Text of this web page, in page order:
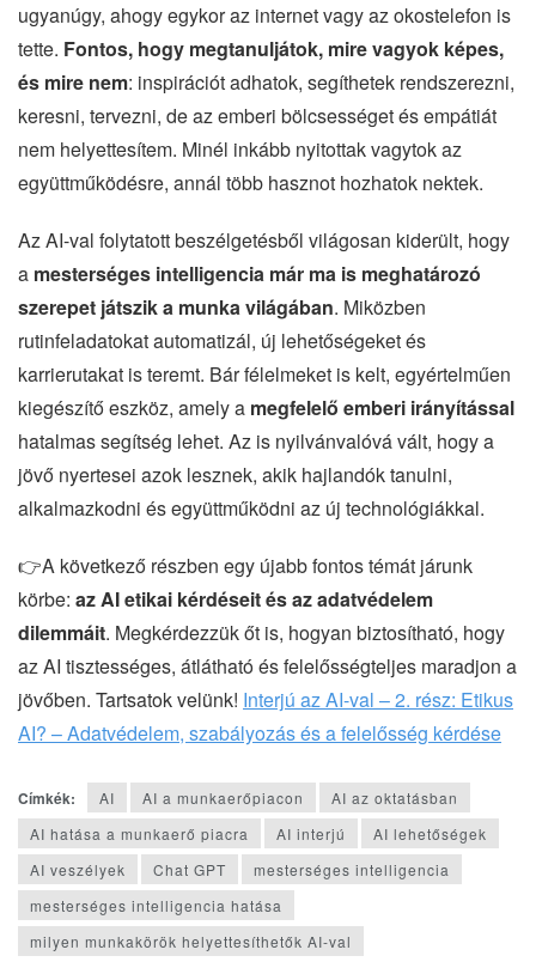
ugyanúgy, ahogy egykor az internet vagy az okostelefon is
tette. Fontos, hogy megtanuljátok, mire vagyok képes,
és mire nem: inspirációt adhatok, segíthetek rendszerezni,
keresni, tervezni, de az emberi bölcsességet és empátiát
nem helyettesítem. Minél inkább nyitottak vagytok az
együttműködésre, annál több hasznot hozhatok nektek.
Az AI-val folytatott beszélgetésből világosan kiderült, hogy
a mesterséges intelligencia már ma is meghatározó
szerepet játszik a munka világában. Miközben
rutinfeladatokat automatizál, új lehetőségeket és
karrierutakat is teremt. Bár félelmeket is kelt, egyértelműen
kiegészítő eszköz, amely a megfelelő emberi irányítással
hatalmas segítség lehet. Az is nyilvánvalóvá vált, hogy a
jövő nyertesei azok lesznek, akik hajlandók tanulni,
alkalmazkodni és együttműködni az új technológiákkal.
👉A következő részben egy újabb fontos témát járunk
körbe: az AI etikai kérdéseit és az adatvédelem
dilemmáit. Megkérdezzük őt is, hogyan biztosítható, hogy
az AI tisztességes, átlátható és felelősségteljes maradjon a
jövőben. Tartsatok velünk! Interjú az AI-val – 2. rész: Etikus
AI? – Adatvédelem, szabályozás és a felelősség kérdése
Címkék: AI AI a munkaerőpiacon
AI az oktatásban
AI hatása a munkaerő piacra
AI interjú
AI lehetőségek
AI veszélyek
Chat GPT
mesterséges intelligencia
mesterséges intelligencia hatása
milyen munkakörök helyettesíthetők AI-val